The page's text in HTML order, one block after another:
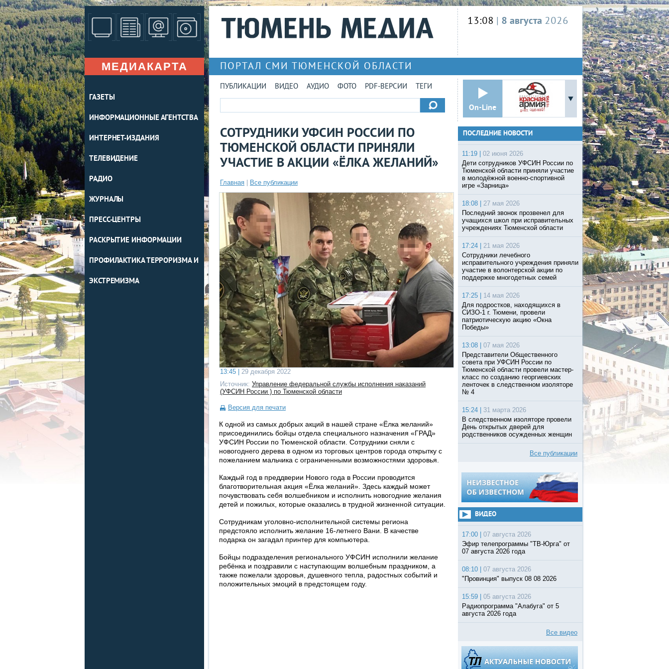
МЕДИАКАРТА
ГАЗЕТЫ
ИНФОРМАЦИОННЫЕ АГЕНТСТВА
ИНТЕРНЕТ-ИЗДАНИЯ
ТЕЛЕВИДЕНИЕ
РАДИО
ЖУРНАЛЫ
ПРЕСС-ЦЕНТРЫ
РАСКРЫТИЕ ИНФОРМАЦИИ
ПРОФИЛАКТИКА ТЕРРОРИЗМА И
ЭКСТРЕМИЗМА
13:08 | 8 августа 2026
ПОРТАЛ СМИ ТЮМЕНСКОЙ ОБЛАСТИ
ПУБЛИКАЦИИ ВИДЕО АУДИО ФОТО PDF-ВЕРСИИ ТЕГИ
On-Line
СОТРУДНИКИ УФСИН РОССИИ ПО
ТЮМЕНСКОЙ ОБЛАСТИ ПРИНЯЛИ
УЧАСТИЕ В АКЦИИ «ЁЛКА ЖЕЛАНИЙ»
Главная Все публикации
13:45 |
29 декабря 2022
Источник: Управление федеральной службы исполнения наказаний
(УФСИН России ) по Тюменской области
Версия для печати
К одной из самых добрых акций в нашей стране «Ёлка желаний»
присоединились бойцы отдела специального назначения «ГРАД»
УФСИН России по Тюменской области. Сотрудники сняли с
новогоднего дерева в одном из торговых центров города открытку с
пожеланием мальчика с ограниченными возможностями здоровья.
Каждый год в преддверии Нового года в России проводится
благотворительная акция «Ёлка желаний». Здесь каждый может
почувствовать себя волшебником и исполнить новогодние желания
детей и пожилых, которые оказались в трудной жизненной ситуации.
Сотрудникам уголовно-исполнительной системы региона
предстояло исполнить желание 16-летнего Вани. В качестве
подарка он загадал принтер для компьютера.
Бойцы подразделения регионального УФСИН исполнили желание
ребёнка и поздравили с наступающим волшебным праздником, а
также пожелали здоровья, душевного тепла, радостных событий и
положительных эмоций в предстоящем году.
ПОСЛЕДНИЕ НОВОСТИ
11:19 |
02 июня 2026
Дети сотрудников УФСИН России по
Тюменской области приняли участие
в молодёжной военно-спортивной
игре «Зарница»
18:08 |
27 мая 2026
Последний звонок прозвенел для
учащихся школ при исправительных
учреждениях Тюменской области
17:24 |
21 мая 2026
Сотрудники лечебного
исправительного учреждения приняли
участие в волонтерской акции по
поддержке многодетных семей
17:25 |
14 мая 2026
Для подростков, находящихся в
СИЗО-1 г. Тюмени, провели
патриотическую акцию «Окна
Победы»
13:08 |
07 мая 2026
Представители Общественного
совета при УФСИН России по
Тюменской области провели мастер-
класс по созданию георгиевских
ленточек в следственном изоляторе
№ 4
15:24 |
31 марта 2026
В следственном изоляторе провели
День открытых дверей для
родственников осужденных женщин
Все публикации
ВИДЕО
17:00 |
07 августа 2026
Эфир телепрограммы "ТВ-Юрга" от
07 августа 2026 года
08:10 |
07 августа 2026
"Провинция" выпуск 08 08 2026
15:59 |
05 августа 2026
Радиопрограмма "Алабуга" от 5
августа 2026 года
Все видео